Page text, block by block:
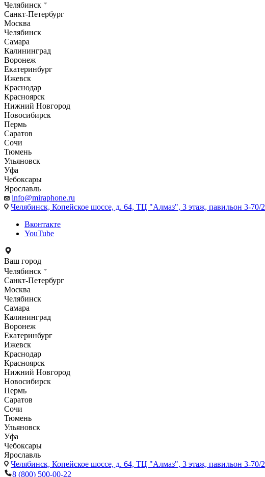
Челябинск
Санкт-Петербург
Москва
Челябинск
Самара
Калининград
Воронеж
Екатеринбург
Ижевск
Краснодар
Красноярск
Нижний Новгород
Новосибирск
Пермь
Саратов
Сочи
Тюмень
Ульяновск
Уфа
Чебоксары
Ярославль
info@miraphone.ru
Челябинск, Копейское шоссе, д. 64, ТЦ "Алмаз", 3 этаж, павильон 3-70/2
Вконтакте
YouTube
Ваш город
Челябинск
Санкт-Петербург
Москва
Челябинск
Самара
Калининград
Воронеж
Екатеринбург
Ижевск
Краснодар
Красноярск
Нижний Новгород
Новосибирск
Пермь
Саратов
Сочи
Тюмень
Ульяновск
Уфа
Чебоксары
Ярославль
Челябинск, Копейское шоссе, д. 64, ТЦ "Алмаз", 3 этаж, павильон 3-70/2
8 (800) 500-00-22